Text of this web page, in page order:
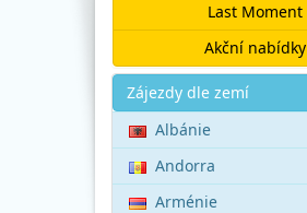
Last Moment
Akční nabídky
Akce
Zájezdy dle zemí
Albánie
Andorra
Arménie